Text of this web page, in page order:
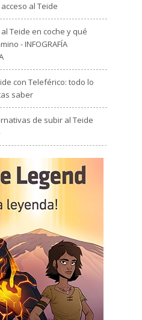
al Teide
Teide en coche y qué
- INFOGRAFÍA
con Teleférico: todo lo
saber
de subir al Teide